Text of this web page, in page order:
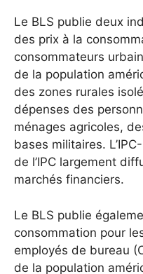
Le BLS publie deux
des prix à la
consommateurs
de la population
des zones rurales
dépenses des
ménages agricoles,
bases militaires.
de l’IPC largement
marchés financiers.
Le BLS publie
consommation pour
employés de bureau
de la population